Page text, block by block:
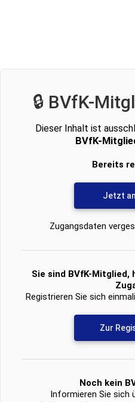
🔒 BVfK-
Dieser Inhalt ist
BVfK-
Bereits
Jetzt
Zugangsdaten
Sie sind BVfK-Mitglied,
Registrieren Sie sich
Zur
Noch kein
Informieren Sie sich